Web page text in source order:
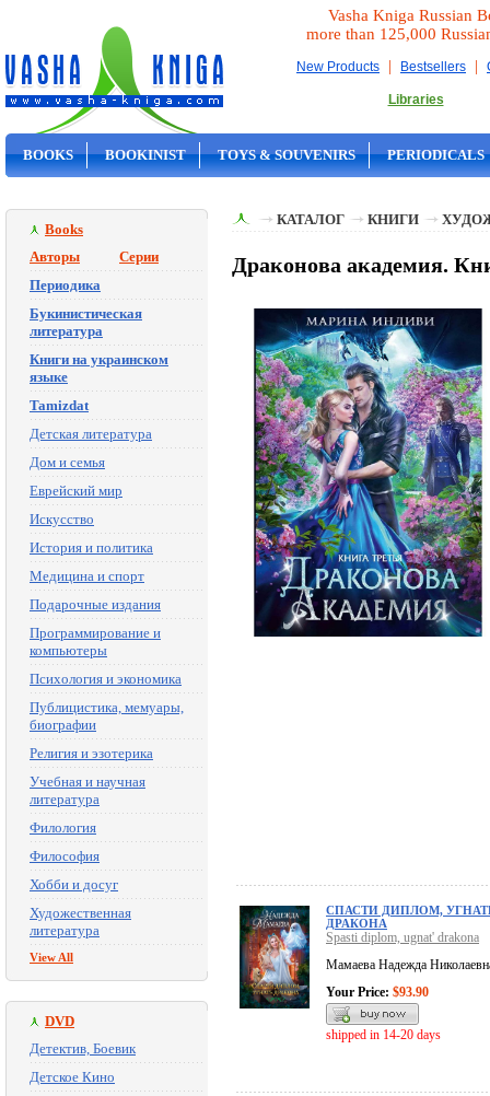
Vasha Kniga Russian
more than 125,000
New Products | Bestsellers |
Libraries
BOOKS BOOKINIST TOYS & SOUVENIRS PERIODICALS
Books
Авторы
Серии
Периодика
Букинистическая
литература
Книги на украинском
языке
Tamizdat
Детская литература
Дом и семья
Еврейский мир
Искусство
История и политика
Медицина и спорт
Подарочные издания
Программирование и
компьютеры
Психология и экономика
Публицистика, мемуары,
биографии
Религия и эзотерика
Учебная и научная
литература
Филология
Философия
Хобби и досуг
Художественная
литература
View All
DVD
Детектив, Боевик
Детское Кино
КАТАЛОГ КНИГИ
Драконова академия.
СПАСТИ ДИПЛОМ,
ДРАКОНА
Spasti diplom, ugnat' drakona
Мамаева Надежда
Your Price: $93.90
shipped in 14-20 days